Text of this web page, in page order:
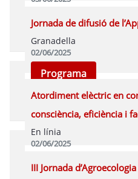
Programa
Jornada de difusió de
Granadella
02/06/2025
Programa
Atordiment elèctric en
consciència, eficiència i
En línia
02/06/2025
Vídeo
III Jornada